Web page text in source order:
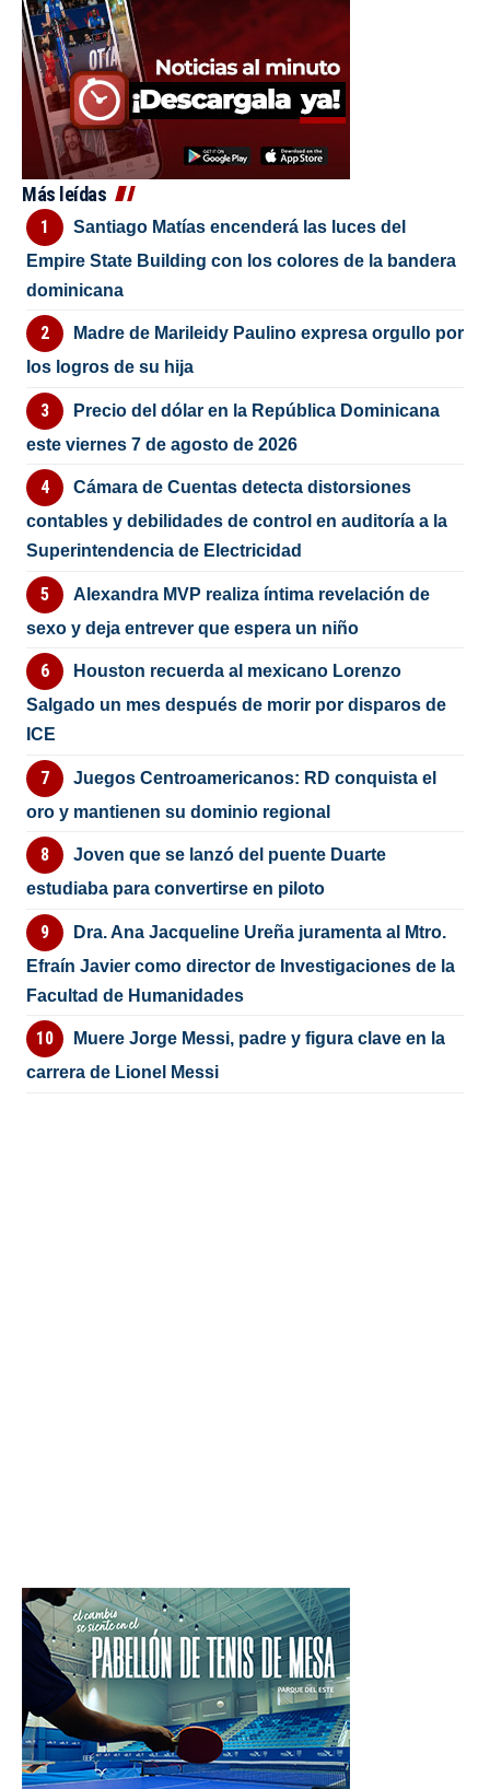
Más leídas
Santiago Matías encenderá las luces del
Empire State Building con los colores de la bandera
dominicana
Madre de Marileidy Paulino expresa orgullo por
los logros de su hija
Precio del dólar en la República Dominicana
este viernes 7 de agosto de 2026
Cámara de Cuentas detecta distorsiones
contables y debilidades de control en auditoría a la
Superintendencia de Electricidad
Alexandra MVP realiza íntima revelación de
sexo y deja entrever que espera un niño
Houston recuerda al mexicano Lorenzo
Salgado un mes después de morir por disparos de
ICE
Juegos Centroamericanos: RD conquista el
oro y mantienen su dominio regional
Joven que se lanzó del puente Duarte
estudiaba para convertirse en piloto
Dra. Ana Jacqueline Ureña juramenta al Mtro.
Efraín Javier como director de Investigaciones de la
Facultad de Humanidades
Muere Jorge Messi, padre y figura clave en la
carrera de Lionel Messi